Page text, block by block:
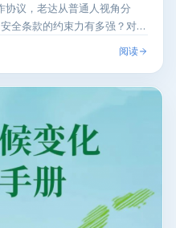
议，老达从普通人视角分
全条款的约束力有多强？对普
阅读